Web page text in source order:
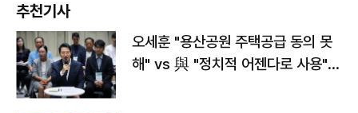
추천기사
오세훈 "용산공원 주택공급 동의 못
해" vs 與 "정치적 어젠다로 사용"